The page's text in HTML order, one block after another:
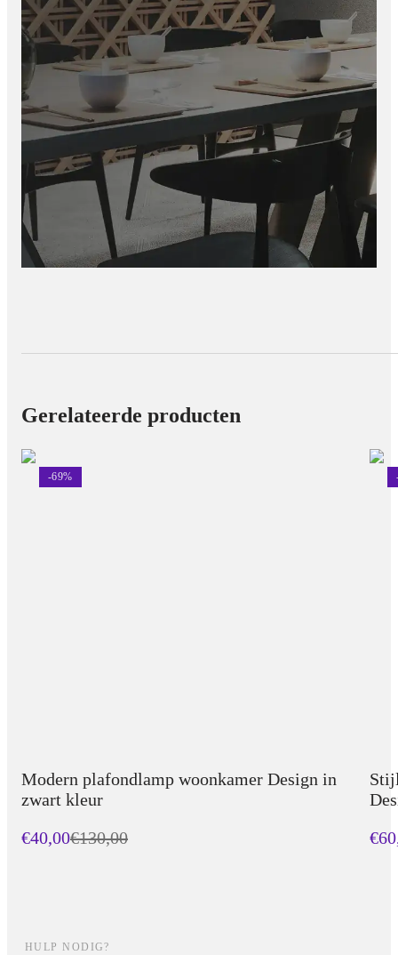
Gerelateerde producten
-69%
Modern plafondlamp woonkamer Design in
zwart kleur
€40,00€130,00
HULP NODIG?